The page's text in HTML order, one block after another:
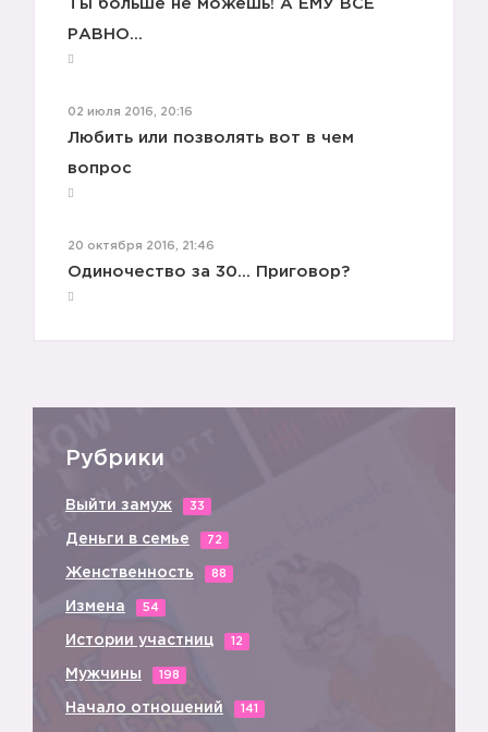
Ты больше не можешь! А ЕМУ ВСЕ
РАВНО...
02 июля 2016, 20:16
Любить или позволять вот в чем
вопрос
20 октября 2016, 21:46
Одиночество за 30... Приговор?
Рубрики
Выйти замуж 33
Деньги в семье 72
Женственность 88
Измена 54
Истории участниц 12
Мужчины 198
Начало отношений 141